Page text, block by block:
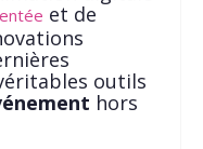
et de
outils
hors